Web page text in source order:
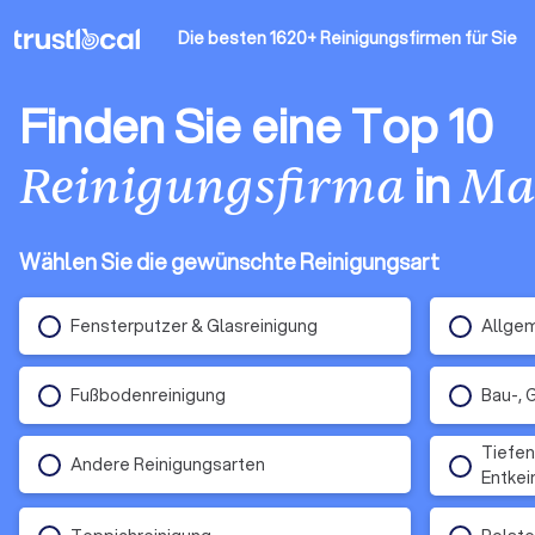
Die besten 1620+ Reinigungsfirmen für Sie
Finden Sie eine Top 10
Reinigungsfirmain
Wählen Sie die gewünschte Reinigungsart
Fensterputzer & Glasreinigung
Fußbodenreinigung Bau-,
Andere Reinigungsarten